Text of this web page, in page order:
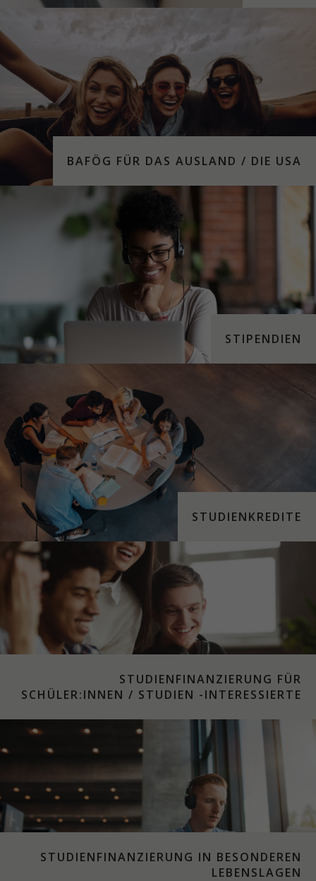
BAFÖG FÜR DAS AUS­LAND / DIE USA
STIPENDIEN
STUDIENKREDITE
STUDIENFINANZIERUNG FÜR
SCHÜLER:INNEN / STUDIEN -INTERESSIERTE
STUDIENFINANZIERUNG IN BESONDEREN
LEBENSLAGEN